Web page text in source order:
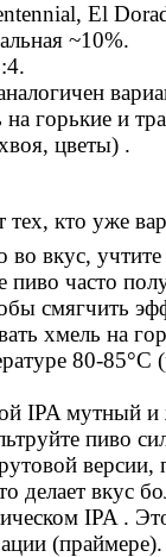
El
~10%.
на горькие и
цветы) .
кто уже
во вкус,
часто
смягчить
хмель на
80-85°C
IPA мутный
пиво
версии,
делает вкус
IPA .
(праймере).